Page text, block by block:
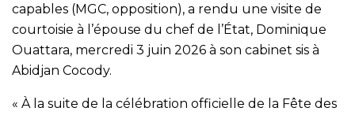
capables (MGC, opposition), a rendu une visite de
courtoisie à l’épouse du chef de l’État, Dominique
Ouattara, mercredi 3 juin 2026 à son cabinet sis à
Abidjan Cocody.
« À la suite de la célébration officielle de la Fête des